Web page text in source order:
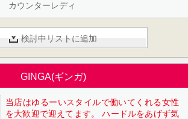
カウンターレディ
検討中リストに追加
GINGA(ギンガ)
当店はゆるーいスタイルで働いてくれる女性
を大歓迎で迎えてます。 ハードルをあげず気